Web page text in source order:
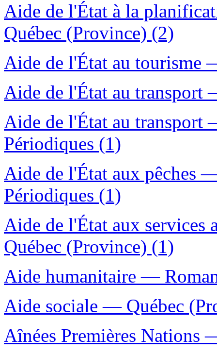
Aide de l'État à la
Québec (Province) (2)
Aide de l'État au tourisme
Aide de l'État au transport
Aide de l'État au
Périodiques (1)
Aide de l'État aux pêches
Périodiques (1)
Aide de l'État aux services
Québec (Province) (1)
Aide humanitaire —
Aide sociale — Québec
Aînées Premières Nations